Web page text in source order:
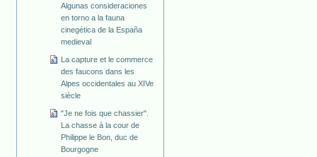
Algunas consideraciones
en torno a la fauna
cinegética de la España
medieval
La capture et le commerce
des faucons dans les
Alpes occidentales au XIVe
siècle
"Je ne fois que chassier".
La chasse à la cour de
Philippe le Bon, duc de
Bourgogne